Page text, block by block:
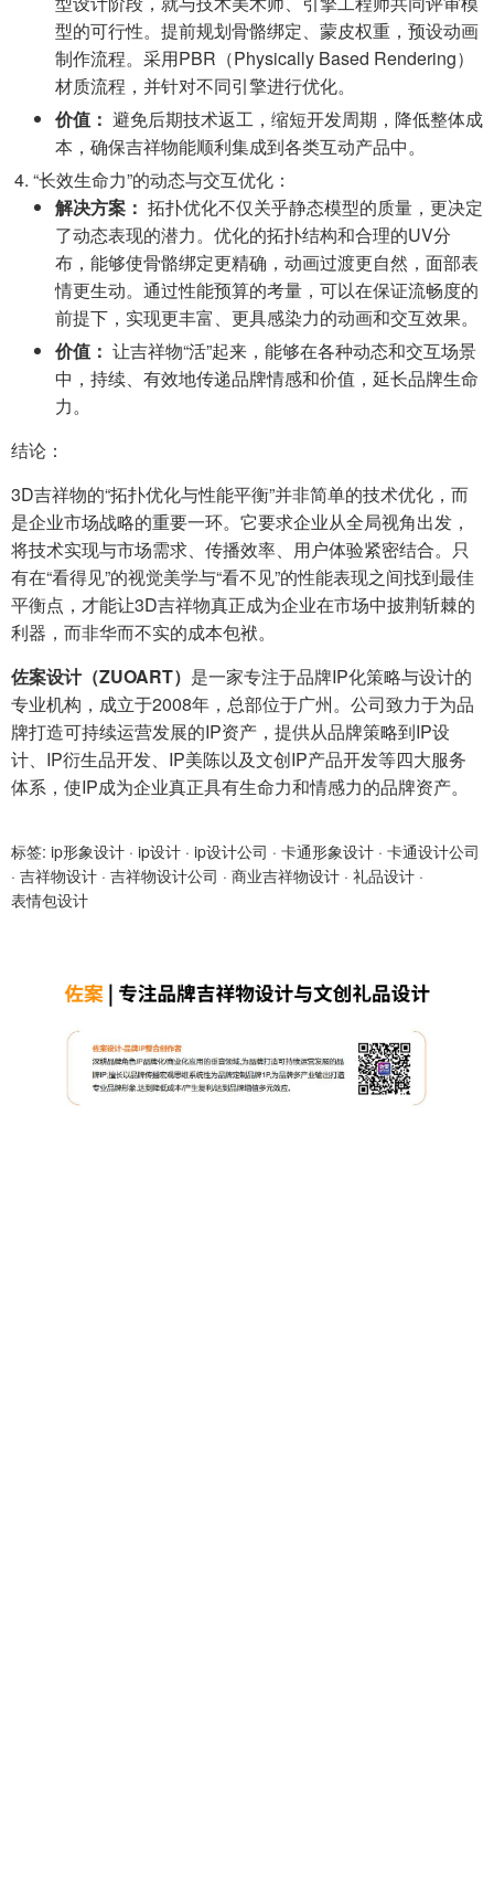
型的可行性。提前规划骨骼绑定、蒙皮权重，预设动画
制作流程。采用PBR（Physically Based Rendering）
材质流程，并针对不同引擎进行优化。
价值： 避免后期技术返工，缩短开发周期，降低整体成
本，确保吉祥物能顺利集成到各类互动产品中。
“长效生命力”的动态与交互优化：
解决方案： 拓扑优化不仅关乎静态模型的质量，更决定
了动态表现的潜力。优化的拓扑结构和合理的UV分
布，能够使骨骼绑定更精确，动画过渡更自然，面部表
情更生动。通过性能预算的考量，可以在保证流畅度的
前提下，实现更丰富、更具感染力的动画和交互效果。
价值： 让吉祥物“活”起来，能够在各种动态和交互场景
中，持续、有效地传递品牌情感和价值，延长品牌生命
力。
结论：
3D吉祥物的“拓扑优化与性能平衡”并非简单的技术优化，而
是企业市场战略的重要一环。它要求企业从全局视角出发，
将技术实现与市场需求、传播效率、用户体验紧密结合。只
有在“看得见”的视觉美学与“看不见”的性能表现之间找到最佳
平衡点，才能让3D吉祥物真正成为企业在市场中披荆斩棘的
利器，而非华而不实的成本包袱。
佐案设计（ZUOART） 是一家专注于品牌IP化策略与设计的
专业机构，成立于2008年，总部位于广州。公司致力于为品
牌打造可持续运营发展的IP资产，提供从品牌策略到IP设
计、IP衍生品开发、IP美陈以及文创IP产品开发等四大服务
体系，使IP成为企业真正具有生命力和情感力的品牌资产。
标签: ip形象设计 · ip设计 · ip设计公司 · 卡通形象设计 · 卡通设计公司
· 吉祥物设计 · 吉祥物设计公司 · 商业吉祥物设计 · 礼品设计 ·
表情包设计